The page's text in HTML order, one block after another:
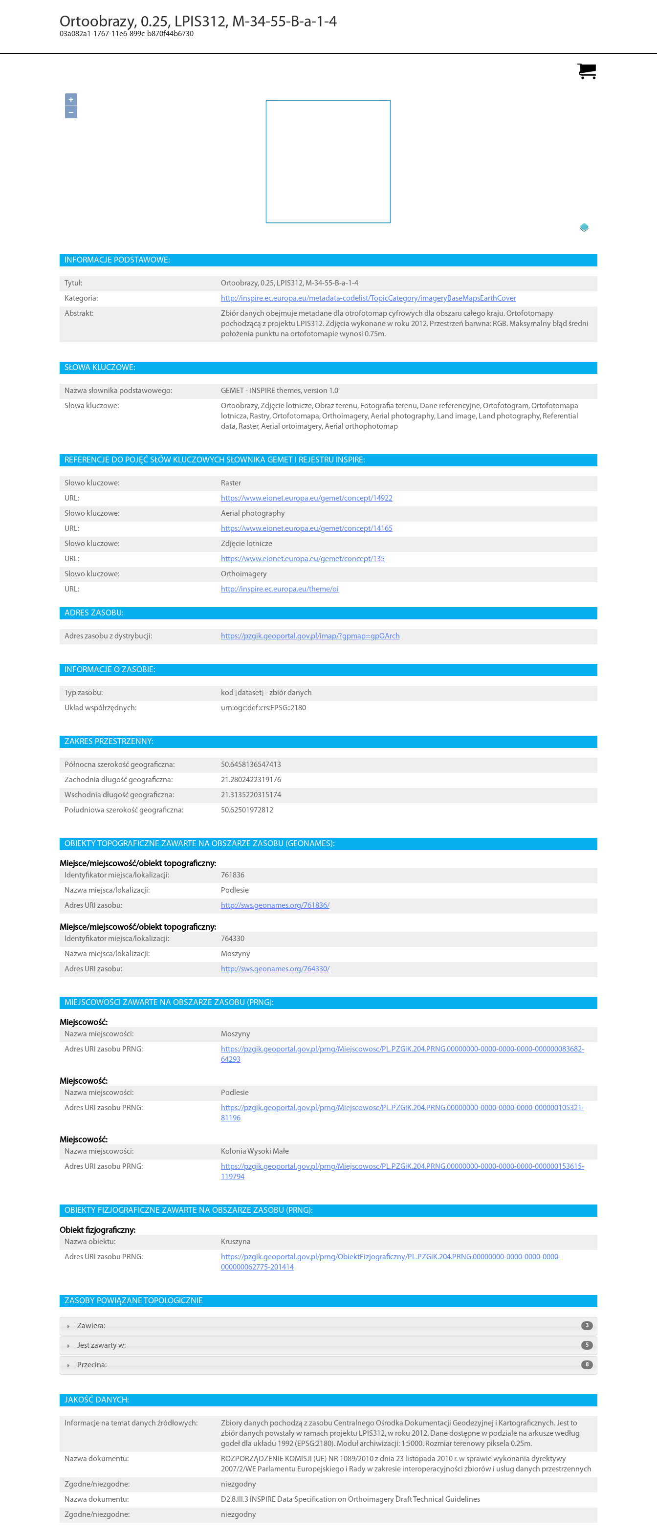
Ortoobrazy, 0.25, LPIS312, M-34-55-B-a-1-4
03a082a1-1767-11e6-899c-b870f44b6730
+
−
INFORMACJE PODSTAWOWE:
Tytuł:
Ortoobrazy, 0.25, LPIS312, M-34-55-B-a-1-4
Kategoria:
http://inspire.ec.europa.eu/metadata-codelist/TopicCategory/imageryBaseMapsEarthCover
Abstrakt:
Zbiór danych obejmuje metadane dla otrofotomap cyfrowych dla obszaru całego kraju. Ortofotomapy
pochodzącą z projektu LPIS312. Zdjęcia wykonane w roku 2012. Przestrzeń barwna: RGB. Maksymalny błąd średni
położenia punktu na ortofotomapie wynosi 0.75m.
SŁOWA KLUCZOWE:
Nazwa słownika podstawowego:
GEMET - INSPIRE themes, version 1.0
Słowa kluczowe:
Ortoobrazy,Zdjęcie lotnicze,Obraz terenu, Fotografia terenu, Dane referencyjne,Ortofotogram,Ortofotomapa
lotnicza, Rastry,Ortofotomapa,Orthoimagery,Aerial photography, Land image, Land photography, Referential
data, Raster,Aerial ortoimagery,Aerial orthophotomap
REFERENCJE DO POJĘĆ SŁÓW KLUCZOWYCH SŁOWNIKA GEMET I REJESTRU INSPIRE:
Słowo kluczowe:
Raster
URL:
https://www.eionet.europa.eu/gemet/concept/14922
Słowo kluczowe:
Aerial photography
URL:
https://www.eionet.europa.eu/gemet/concept/14165
Słowo kluczowe:
Zdjęcie lotnicze
URL:
https://www.eionet.europa.eu/gemet/concept/135
Słowo kluczowe:
Orthoimagery
URL:
http://inspire.ec.europa.eu/theme/oi
ADRES ZASOBU:
Adres zasobu z dystrybucji: https://pzgik.geoportal.gov.pl/imap/?gpmap=gpOArch
INFORMACJE O ZASOBIE:
Typ zasobu: kod [ dataset ] - zbiór danych
Układ współrzędnych:
urn:ogc:def:crs:EPSG::2180
ZAKRES PRZESTRZENNY:
Północna szerokość geograficzna:
50.6458136547413
Zachodnia długość geograficzna:
21.2802422319176
Wschodnia długość geograficzna:
21.3135220315174
Południowa szerokość geograficzna:
50.62501972812
OBIEKTY TOPOGRAFICZNE ZAWARTE NA OBSZARZE ZASOBU (GEONAMES):
Miejsce/miejscowość/obiekt topograficzny:
Identyfikator miejsca/lokalizacji:
761836
Nazwa miejsca/lokalizacji:
Podlesie
Adres URI zasobu:
http://sws.geonames.org/761836/
Miejsce/miejscowość/obiekt topograficzny:
Identyfikator miejsca/lokalizacji:
764330
Nazwa miejsca/lokalizacji:
Moszyny
Adres URI zasobu:
http://sws.geonames.org/764330/
MIEJSCOWOŚCI ZAWARTE NA OBSZARZE ZASOBU (PRNG):
Miejscowość:
Nazwa miejscowości:
Moszyny
Adres URI zasobu PRNG:
https://pzgik.geoportal.gov.pl/prng/Miejscowosc/PL.PZGiK.204.PRNG.00000000-0000-0000-0000-000000083682-
64293
Miejscowość:
Nazwa miejscowości:
Podlesie
Adres URI zasobu PRNG:
https://pzgik.geoportal.gov.pl/prng/Miejscowosc/PL.PZGiK.204.PRNG.00000000-0000-0000-0000-000000105321-
81196
Miejscowość:
Nazwa miejscowości:
Kolonia Wysoki Małe
Adres URI zasobu PRNG:
https://pzgik.geoportal.gov.pl/prng/Miejscowosc/PL.PZGiK.204.PRNG.00000000-0000-0000-0000-000000153615-
119794
OBIEKTY FIZJOGRAFICZNE ZAWARTE NA OBSZARZE ZASOBU (PRNG):
Obiekt fizjograficzny:
Nazwa obiektu:
Kruszyna
Adres URI zasobu PRNG:
https://pzgik.geoportal.gov.pl/prng/ObiektFizjograficzny/PL.PZGiK.204.PRNG.00000000-0000-0000-0000-
000000062775-201414
ZASOBY POWIĄZANE TOPOLOGICZNIE
Zawiera: 3
Jest zawarty w: 5
Przecina: 8
JAKOŚĆ DANYCH:
Informacje na temat danych źródłowych:
Zbiory danych pochodzą z zasobu Centralnego Ośrodka Dokumentacji Geodezyjnej i Kartograficznych. Jest to
zbiór danych powstały w ramach projektu LPIS312, w roku 2012. Dane dostępne w podziale na arkusze według
godeł dla układu 1992 (EPSG:2180). Moduł archiwizacji: 1:5000. Rozmiar terenowy piksela 0.25m.
Nazwa dokumentu:
ROZPORZĄDZENIE KOMISJI (UE) NR 1089/2010 z dnia 23 listopada 2010 r. w sprawie wykonania dyrektywy
2007/2/WE Parlamentu Europejskiego i Rady w zakresie interoperacyjności zbiorów i usług danych przestrzennych
Zgodne/niezgodne:
niezgodny
Nazwa dokumentu:
D2.8.III.3 INSPIRE Data Specification on Orthoimagery ֠Draft Technical Guidelines
Zgodne/niezgodne:
niezgodny